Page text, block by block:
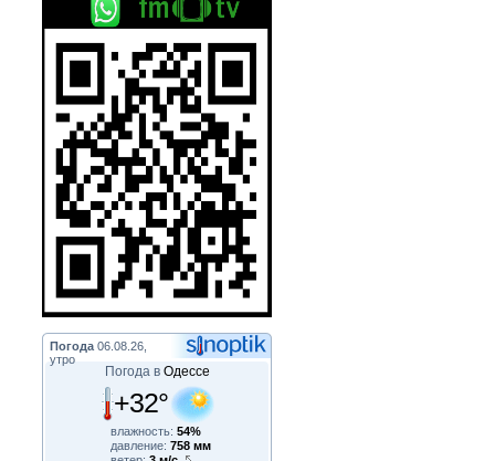
Погода 06.08.26,
утро
Погода в Одессе
+32°
влажность: 54%
давление: 758 мм